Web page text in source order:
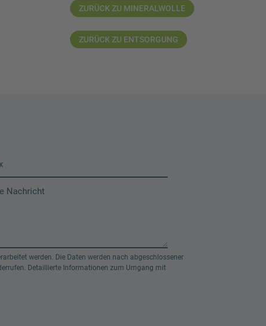
ZURÜCK ZU MINERALWOLLE
ZURÜCK ZU ENTSORGUNG
werden. Die Daten werden nach abgeschlossener
Detaillierte Informationen zum Umgang mit